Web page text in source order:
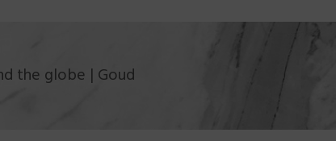
the globe | Goud